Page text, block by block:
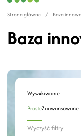
Strona główna / Baza
Baza
Wyszukiwanie
ProsteZaawansowane
Wyczyść filtry